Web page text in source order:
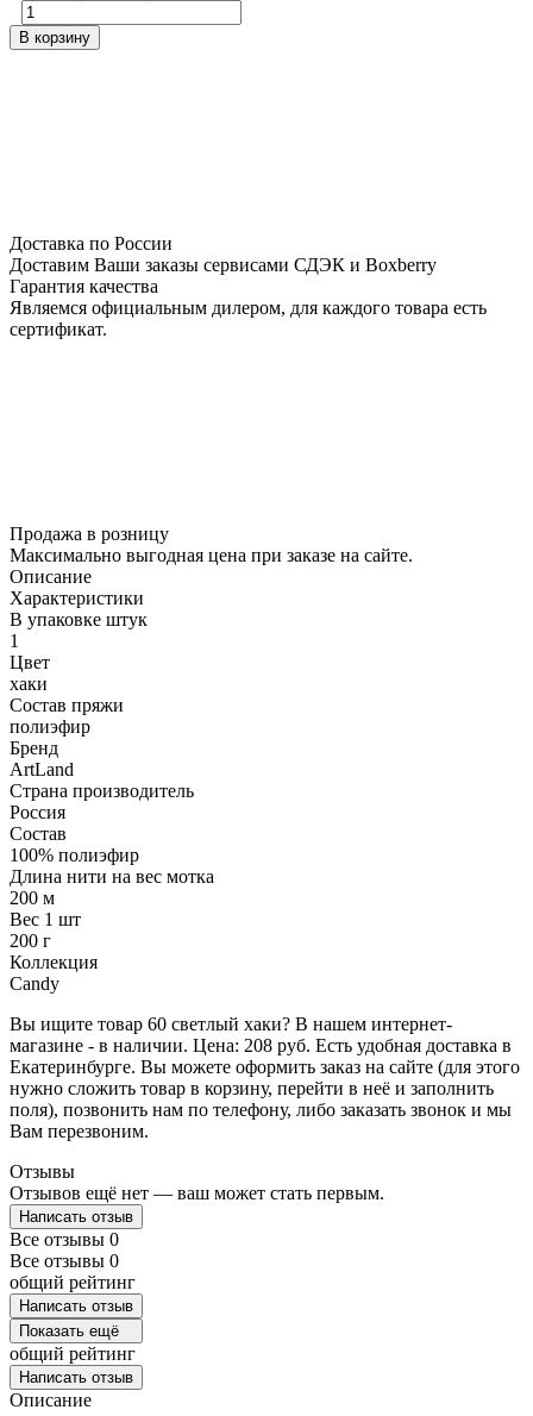
В корзину
Доставка по России
Доставим Ваши заказы сервисами СДЭК и Boxberry
Гарантия качества
Являемся официальным дилером, для каждого товара есть
сертификат.
Продажа в розницу
Максимально выгодная цена при заказе на сайте.
Описание
Характеристики
В упаковке штук
1
Цвет
хаки
Состав пряжи
полиэфир
Бренд
ArtLand
Страна производитель
Россия
Состав
100% полиэфир
Длина нити на вес мотка
200 м
Вес 1 шт
200 г
Коллекция
Candy
Вы ищите товар 60 светлый хаки? В нашем интернет-
магазине - в наличии. Цена: 208 руб. Есть удобная доставка в
Екатеринбурге. Вы можете оформить заказ на сайте (для этого
нужно сложить товар в корзину, перейти в неё и заполнить
поля), позвонить нам по телефону, либо заказать звонок и мы
Вам перезвоним.
Отзывы
Отзывов ещё нет — ваш может стать первым.
Написать отзыв
Все отзывы 0
Все отзывы 0
общий рейтинг
Написать отзыв
Показать ещё
общий рейтинг
Написать отзыв
Описание